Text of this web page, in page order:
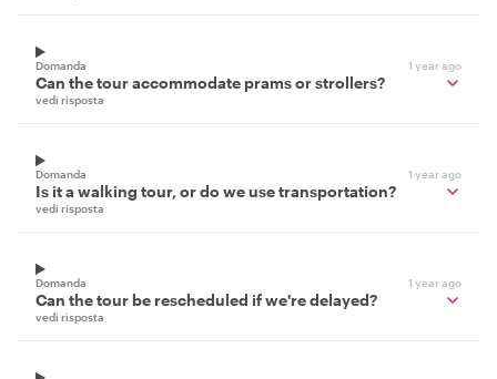
Domanda 1 year ago
Can the tour accommodate prams or strollers?
vedi risposta
Domanda 1 year ago
Is it a walking tour, or do we use transportation?
vedi risposta
Domanda 1 year ago
Can the tour be rescheduled if we're delayed?
vedi risposta